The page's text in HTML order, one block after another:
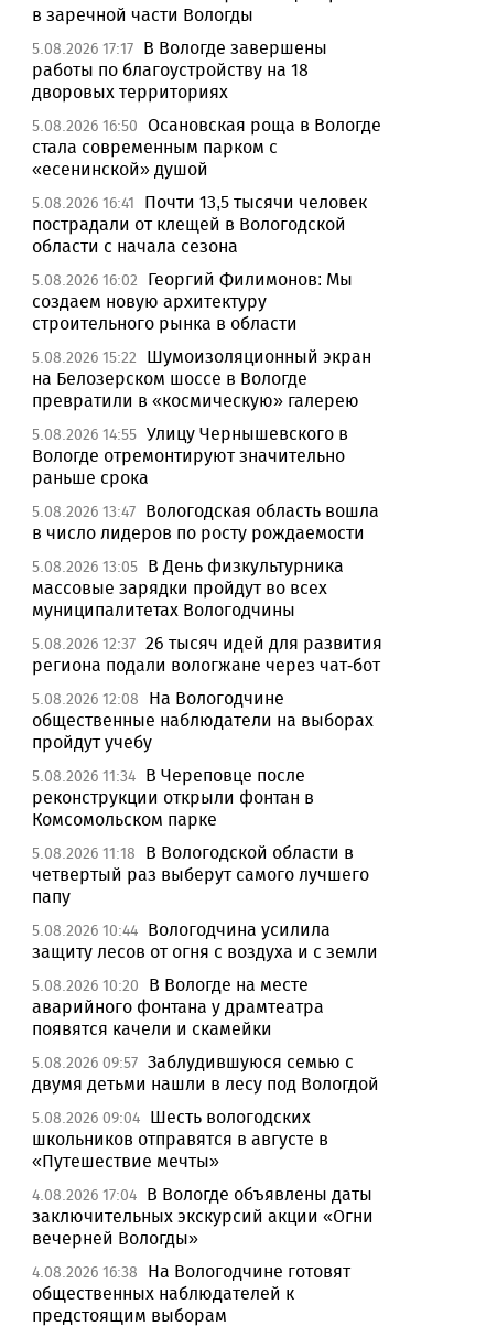
в заречной части Вологды
5.08.2026 17:17 В Вологде завершены
работы по благоустройству на 18
дворовых территориях
5.08.2026 16:50 Осановская роща в Вологде
стала современным парком с
«есенинской» душой
5.08.2026 16:41
Почти 13,5 тысячи человек
пострадали от клещей в Вологодской
области с начала сезона
5.08.2026 16:02
Георгий Филимонов: Мы
создаем новую архитектуру
строительного рынка в области
5.08.2026 15:22
Шумоизоляционный экран
на Белозерском шоссе в Вологде
превратили в «космическую» галерею
5.08.2026 14:55 Улицу Чернышевского в
Вологде отремонтируют значительно
раньше срока
5.08.2026 13:47 Вологодская область вошла
в число лидеров по росту рождаемости
5.08.2026 13:05 В День физкультурника
массовые зарядки пройдут во всех
муниципалитетах Вологодчины
5.08.2026 12:37 26 тысяч идей для развития
региона подали вологжане через чат-бот
5.08.2026 12:08
На Вологодчине
общественные наблюдатели на выборах
пройдут учебу
5.08.2026 11:34 В Череповце после
реконструкции открыли фонтан в
Комсомольском парке
5.08.2026 11:18
В Вологодской области в
четвертый раз выберут самого лучшего
папу
5.08.2026 10:44 Вологодчина усилила
защиту лесов от огня с воздуха и с земли
5.08.2026 10:20
В Вологде на месте
аварийного фонтана у драмтеатра
появятся качели и скамейки
5.08.2026 09:57 Заблудившуюся семью с
двумя детьми нашли в лесу под Вологдой
5.08.2026 09:04 Шесть вологодских
школьников отправятся в августе в
«Путешествие мечты»
4.08.2026 17:04 В Вологде объявлены даты
заключительных экскурсий акции «Огни
вечерней Вологды»
4.08.2026 16:38
На Вологодчине готовят
общественных наблюдателей к
предстоящим выборам